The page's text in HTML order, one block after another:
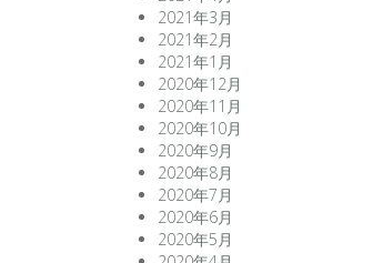
2021年3月
2021年2月
2021年1月
2020年12月
2020年11月
2020年10月
2020年9月
2020年8月
2020年7月
2020年6月
2020年5月